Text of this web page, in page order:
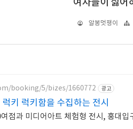
여자들이 싫
알봉멋쟁이
booking/5/bizes/1660772 광고
키 럭키함을 수집하는 전시
점과 미디어아트 체험형 전시, 홍대입